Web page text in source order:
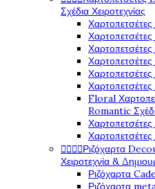
Σχέδια Χειροτεχνίας
Χαρτοπετσέτες
Χαρτοπετσέτες
Χαρτοπετσέτες
Χαρτοπετσέτες
Floral
Romantic
Χαρτοπετσέτες
Ριζόχαρτα
Χειροτεχνία &
Ριζόχαρτα